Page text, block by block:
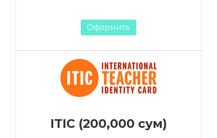
Оформить
ITIC (200,000 сум)